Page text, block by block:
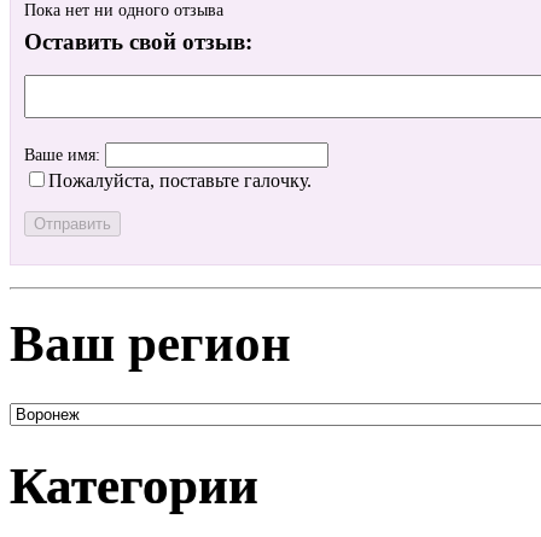
Пока нет ни одного отзыва
Оставить свой отзыв:
Ваше имя:
Пожалуйста, поставьте галочку.
Ваш регион
Категории